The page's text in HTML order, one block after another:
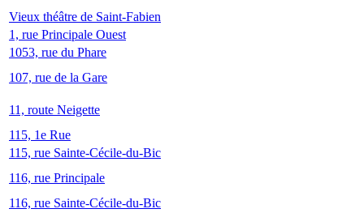
Vieux théâtre de Saint-Fabien
1, rue Principale Ouest
1053, rue du Phare
107, rue de la Gare
11, route Neigette
115, 1e Rue
115, rue Sainte-Cécile-du-Bic
116, rue Principale
116, rue Sainte-Cécile-du-Bic